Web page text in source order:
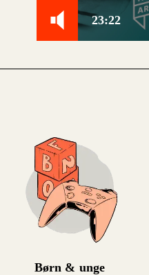
23:22
Børn & unge